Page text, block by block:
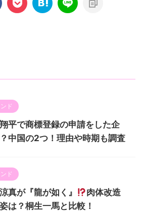
ド
平で商標登録の申請をした企
中国の2つ！理由や時期も調査
ド
真が『龍が如く』
肉体改造
は？桐生一馬と比較！